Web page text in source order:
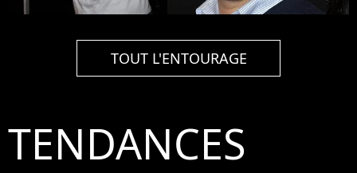
TOUT L'ENTOURAGE
TENDANCES